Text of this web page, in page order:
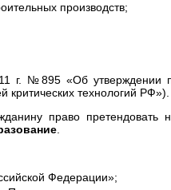
производств;
г. №895 «Об утверждении
критических технологий РФ»).
право претендовать
Федерации»;